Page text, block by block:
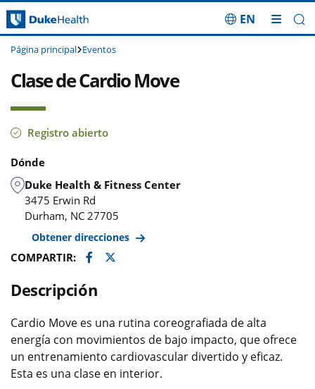
Saltar navegación
EN
Página principal Eventos
Clase de Cardio Move
Registro abierto
Dónde
Duke Health & Fitness Center
3475 Erwin Rd
Durham, NC 27705
Obtener direcciones
COMPARTIR: Facebook
Twitter
Descripción
Cardio Move es una rutina coreografiada de alta
energía con movimientos de bajo impacto, que ofrece
un entrenamiento cardiovascular divertido y eficaz.
Esta es una clase en interior.